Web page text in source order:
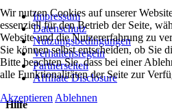
Impressum
Datenschutz
Nutzungsbedingungen
Verhaltensregeln
Partnerseiten
Affiliate Disclosure
Hilfe
Wir nutzen Cookies auf unserer
essenziell für den Betrieb der Seite,
Website und die Nutzererfahrung zu
Sie können selbst entscheiden, ob Sie
Bitte beachten Sie, dass bei einer
alle Funktionalitäten der Seite zur
Akzeptieren Ablehnen